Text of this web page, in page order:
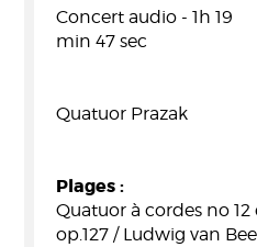
Concert audio - 1h 19
min 47 sec
Quatuor Prazak
Plages :
Quatuor à cordes no
op.127 / Ludwig van